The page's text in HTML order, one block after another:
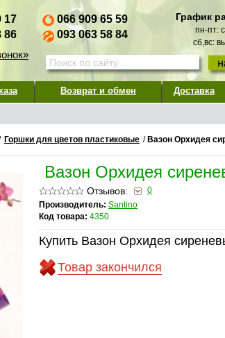
17
86
066 909 65 59
093 063 58 84
График
пн-пт:
сб,вс:
Возврат и обмен Доставка
Горшки для цветов пластиковые / Вазон Орхидея
Вазон Орхидея
Отзывов:
0
Производитель: Santino
Код товара: 4350
Купить Вазон Орхидея
Товар закончился